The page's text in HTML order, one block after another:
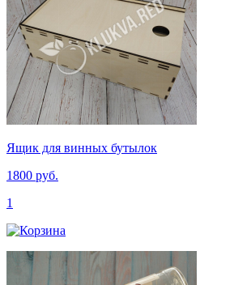
Ящик для винных бутылок
1800 руб.
1